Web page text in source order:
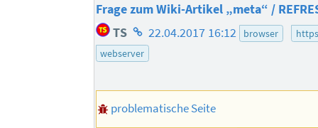
Frage zum Wiki-Artikel „meta“ /
TS Homepage
des
22.04.2017 16:12 browser
https
webserver
problematische Seite